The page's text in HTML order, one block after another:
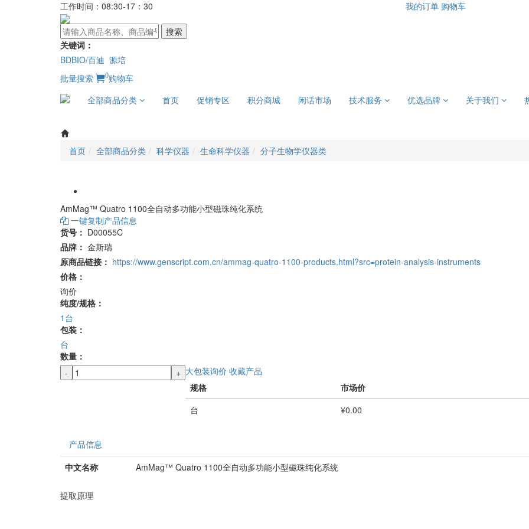
工作时间：08:30-17：30 我的订单 购物车
搜索
关键词：
BDBIO/百迪 源培
批量搜索
0购物车
全部商品分类
首页 促销专区 积分商城 闲话市场 技术服务 优选品牌 关于我们
首页 全部商品分类 科学仪器 生命科学仪器 分子生物学仪器类
AmMag™ Quatro 1100全自动多功能小型磁珠纯化系统
一键复制产品信息
货号： D00055C
品牌： 金斯瑞
原商品链接： https://www.genscript.com.cn/ammag-quatro-1100-products.html?src=protein-analysis-instruments
价格：
询价
纯度/规格：
1台
包装：
台
数量：
-
+ 大包装询价 收藏产品
规格
市场价
台
¥0.00
产品信息
中文名称
AmMag™ Quatro 1100全自动多功能小型磁珠纯化系统
提取原理